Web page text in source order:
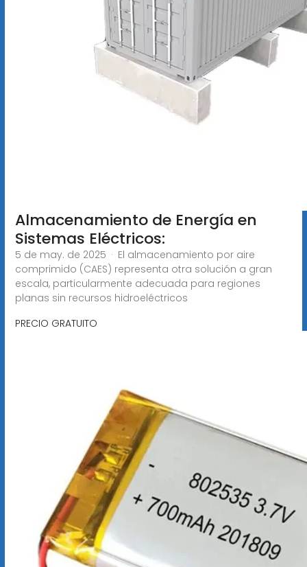
Almacenamiento de Energía en
Sistemas Eléctricos:
5 de may. de 2025 · El almacenamiento por aire
comprimido (CAES) representa otra solución a gran
escala, particularmente adecuada para regiones
planas sin recursos hidroeléctricos
PRECIO GRATUITO